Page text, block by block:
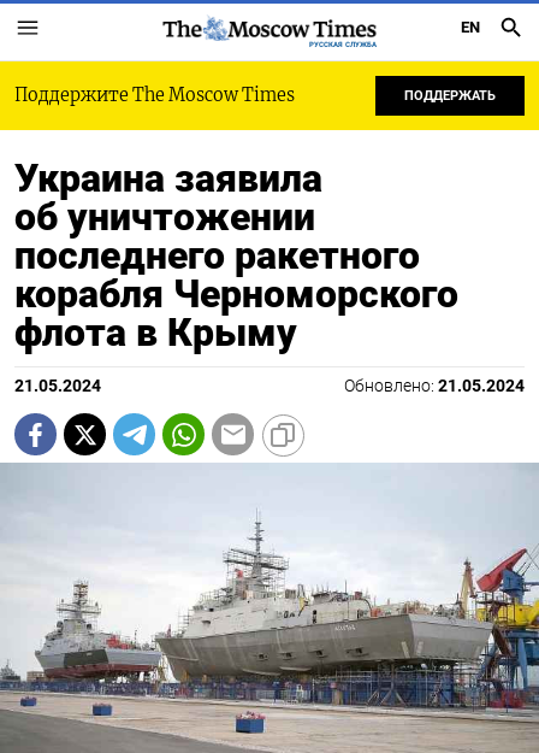
РУССКАЯ СЛУЖБА
EN
Поддержите The Moscow Times ПОДДЕРЖАТЬ
Украина заявила
об уничтожении
последнего ракетного
корабля Черноморского
флота в Крыму
21.05.2024 Обновлено: 21.05.2024